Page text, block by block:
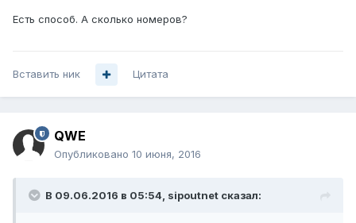
Есть способ. А сколько номеров?
Вставить ник Цитата
QWE
Опубликовано 10 июня, 2016
В 09.06.2016 в 05:54, sipoutnet сказал: